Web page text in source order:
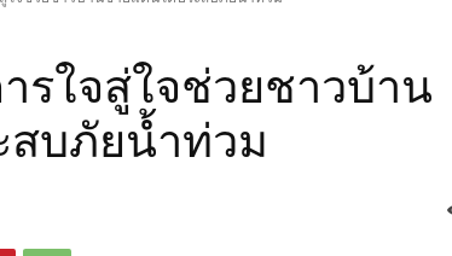
รใจสู่ใจช่วยชาวบ้าน
บภัยน้ำท่วม